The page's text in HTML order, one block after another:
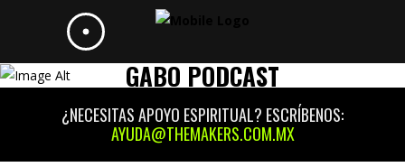
GABO PODCAST
¿NECESITAS APOYO ESPIRITUAL? ESCRÍBENOS:
AYUDA@THEMAKERS.COM.MX